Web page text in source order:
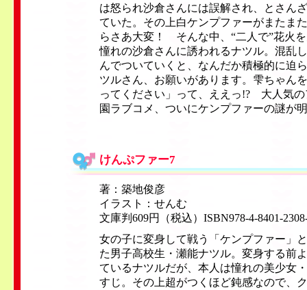
は怒られ沙倉さんには誤解され、とさん
ていた。その上白ケンプファーがまたま
らさあ大変！ そんな中、“二人で”花火
憧れの沙倉さんに誘われるナツル。混乱
んでついていくと、なんだか積極的に
ツルさん、お願いがあります。雫ちゃん
ってください」って、ええっ!? 大人気の
園ラブコメ、ついにケンプファーの謎が
けんぷファー7
著：築地俊彦
イラスト：せんむ
文庫判609円（税込）ISBN978-4-8401-
女の子に変身して戦う「ケンプファー」
た男子高校生・瀬能ナツル。変身する前
ているナツルだが、本人は憧れの美少女
すじ。その上超がつくほど鈍感なので、